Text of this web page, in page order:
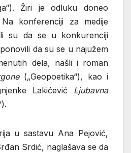
Žiri je odluku doneo
konferenciji za medije
su da se u konkurenciji
da su se u najužem
dela, našli i roman
(„Geopoetika“), kao i
Lakićević Ljubavna
u sastavu Ana Pejović,
Srdić, naglašava se da